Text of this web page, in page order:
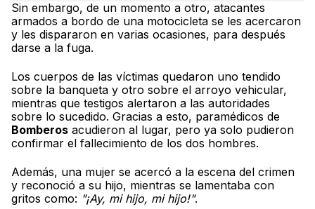
Sin embargo, de un momento a otro, atacantes
armados a bordo de una motocicleta se les acercaron
y les dispararon en varias ocasiones, para después
darse a la fuga.
Los cuerpos de las víctimas quedaron uno tendido
sobre la banqueta y otro sobre el arroyo vehicular,
mientras que testigos alertaron a las autoridades
sobre lo sucedido. Gracias a esto, paramédicos de
Bomberos acudieron al lugar, pero ya solo pudieron
confirmar el fallecimiento de los dos hombres.
Además, una mujer se acercó a la escena del crimen
y reconoció a su hijo, mientras se lamentaba con
gritos como: "¡Ay, mi hijo, mi hijo!".